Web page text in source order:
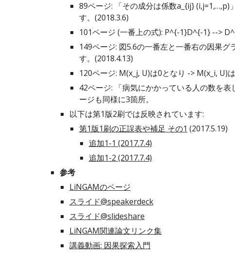
89ページ: 「その成分は係数a_{ij} (i,j=1,…,p)
す。(2018.3.6)
101ページ (一番上の式): P^{-1}D^{-1} -->
149ページ: 図5.6の一番左と一番右の因果
す。(2018.4.13)
120ページ: M(x_j, U)は0となり -> M(x_i, U)
42ページ: 「病気にかかっている人の数を
ージも同様に3箇所。
以下は第1版2刷では反映されています:
第1版1刷の正誤表や補足 その1 (2017.5.19)
追加1-1 (2017.7.4)
追加1-2 (2017.7.4)
参考
LiNGAMのページ
スライド@speakerdeck
スライド@slideshare
LiNGAM関連論文リンク集
講義動画: 因果探索入門